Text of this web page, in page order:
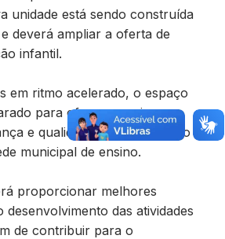
unidade está sendo construída
deverá ampliar a oferta de
infantil.
em ritmo acelerado, o espaço
para oferecer mais
e qualidade no atendimento
municipal de ensino.
proporcionar melhores
desenvolvimento das atividades
de contribuir para o